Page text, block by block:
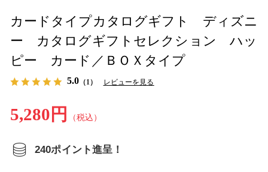
カードタイプカタログギフト ディズニ
ー カタログギフトセレクション ハッ
ピー カード／ＢＯＸタイプ
5.0 （1） レビューを見る
5,280円 （税込）
240ポイント進呈！